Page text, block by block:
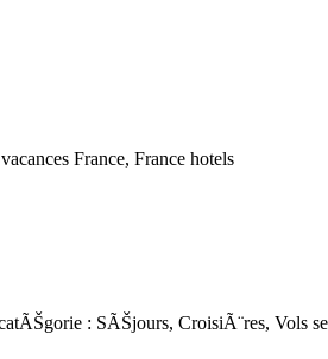
France, France hotels
: SÃŠjours, CroisiÃ¨res, Vols